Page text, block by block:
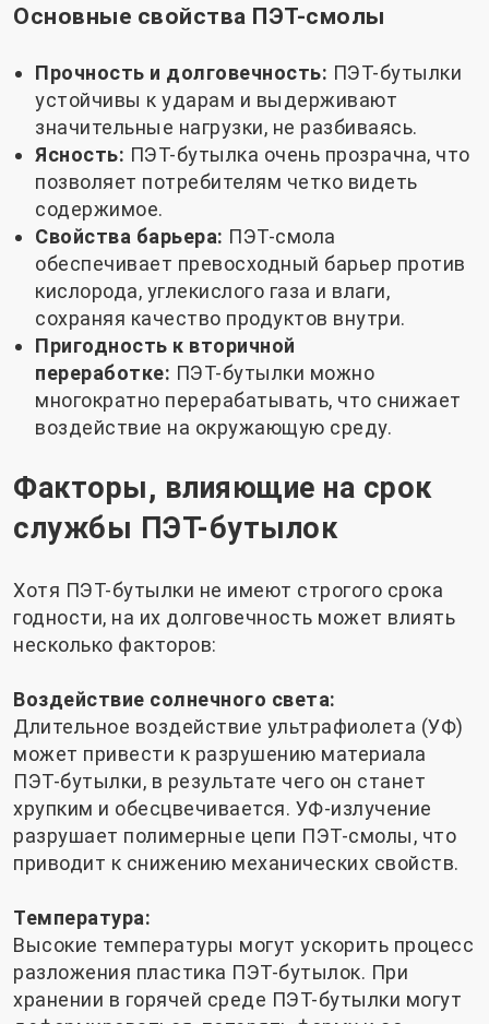
Основные свойства ПЭТ-смолы
Прочность и долговечность: ПЭТ-бутылки
устойчивы к ударам и выдерживают
значительные нагрузки, не разбиваясь.
Ясность: ПЭТ-бутылка очень прозрачна, что
позволяет потребителям четко видеть
содержимое.
Свойства барьера: ПЭТ-смола
обеспечивает превосходный барьер против
кислорода, углекислого газа и влаги,
сохраняя качество продуктов внутри.
Пригодность к вторичной
переработке: ПЭТ-бутылки можно
многократно перерабатывать, что снижает
воздействие на окружающую среду.
Факторы, влияющие на срок
службы ПЭТ-бутылок
Хотя ПЭТ-бутылки не имеют строгого срока
годности, на их долговечность может влиять
несколько факторов:
Воздействие солнечного света:
Длительное воздействие ультрафиолета (УФ)
может привести к разрушению материала
ПЭТ-бутылки, в результате чего он станет
хрупким и обесцвечивается. УФ-излучение
разрушает полимерные цепи ПЭТ-смолы, что
приводит к снижению механических свойств.
Температура:
Высокие температуры могут ускорить процесс
разложения пластика ПЭТ-бутылок. При
хранении в горячей среде ПЭТ-бутылки могут